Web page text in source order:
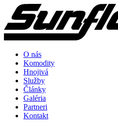
O nás
Komodity
Hnojivá
Služby
Články
Galéria
Partneri
Kontakt